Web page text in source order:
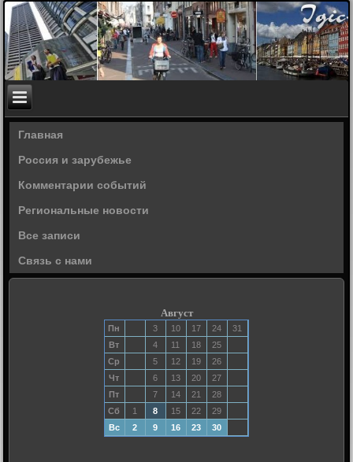
Главная
Россия и зарубежье
Комментарии событий
Региональные новости
Все записи
Связь с нами
Август
Пн 3 10 17 24
31
Вт
4 11 18
25
Ср
5 12 19
26
Чт
6 13 20
27
Пт
7 14 21
28
Сб
1 8 15 22
29
Вс
2 9 16 23 30